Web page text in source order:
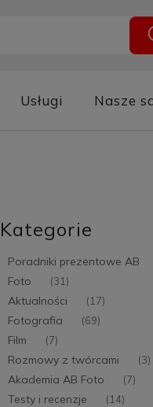
Usługi Nasze
Kategorie
Poradniki prezentowe AB
Foto
(31)
Aktualności (17)
Fotografia (69)
Film (7)
Rozmowy z twórcami (3)
Akademia AB Foto (7)
Testy i recenzje (14)